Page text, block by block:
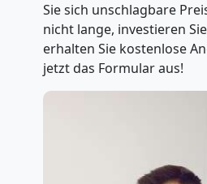
Sie sich unschlagbare
nicht lange, investieren
erhalten Sie kostenlose
jetzt das Formular aus!